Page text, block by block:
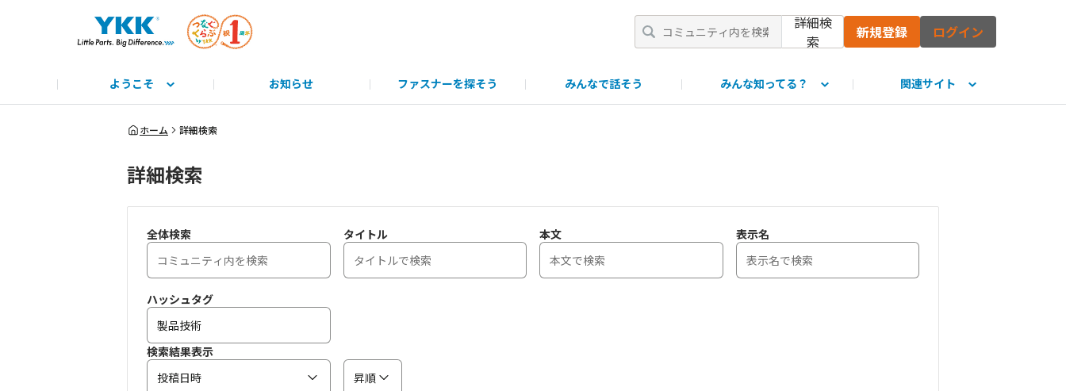
詳細検
索
新規登録 ログイン
ようこそ
サイト説明と使い方
お知らせ ファスナーを探そう みんなで話そう みんな知ってる？
みんな教えて！
関連サイト
公式HP とっておきのYKK
ホーム 詳細検索
詳細検索
全体検索 タイトル 本文 表示名
ハッシュタグ
検索結果表示
投稿日時
昇順